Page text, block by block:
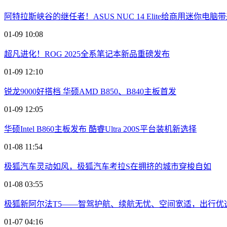
阿特拉斯峡谷的继任者！ASUS NUC 14 Elite给商用迷你电脑
01-09 10:08
超凡进化！ROG 2025全系笔记本新品重磅发布
01-09 12:10
锐龙9000好搭档 华硕AMD B850、B840主板首发
01-09 12:05
华硕Intel B860主板发布 酷睿Ultra 200S平台装机新选择
01-08 11:54
极狐汽车灵动如风，极狐汽车考拉S在拥挤的城市穿梭自如
01-08 03:55
极狐新阿尔法T5——智驾护航、续航无忧、空间宽适，出行优
01-07 04:16